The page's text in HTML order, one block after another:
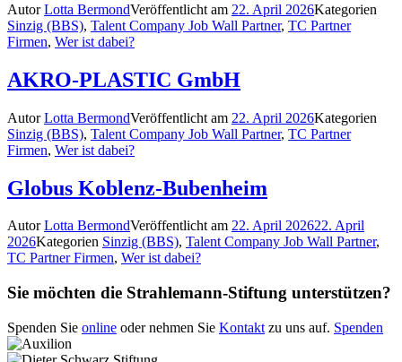
AutorLotta BermondVeröffentlicht am 22. April 2026Kategorien
Sinzig (BBS), Talent Company Job Wall Partner, TC Partner
Firmen, Wer ist dabei?
AKRO-PLASTIC GmbH
AutorLotta BermondVeröffentlicht am 22. April 2026Kategorien
Sinzig (BBS), Talent Company Job Wall Partner, TC Partner
Firmen, Wer ist dabei?
Globus Koblenz-Bubenheim
AutorLotta BermondVeröffentlicht am 22. April 202622. April
2026Kategorien Sinzig (BBS), Talent Company Job Wall Partner,
TC Partner Firmen, Wer ist dabei?
Sie möchten die Strahlemann-Stiftung unterstützen?
Spenden Sie online oder nehmen Sie Kontakt zu uns auf. Spenden